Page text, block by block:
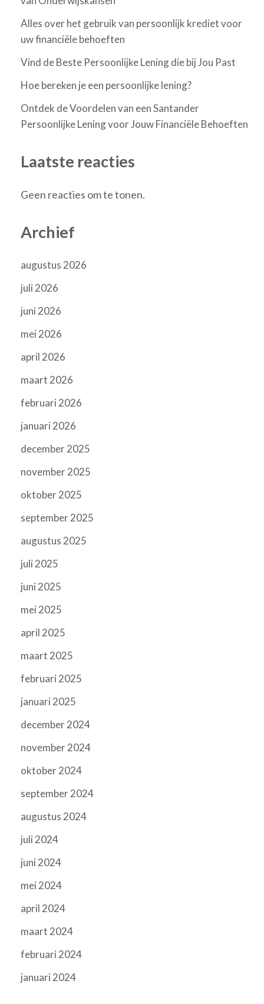
Alles over het gebruik van persoonlijk krediet voor
uw financiële behoeften
Vind de Beste Persoonlijke Lening die bij Jou Past
Hoe bereken je een persoonlijke lening?
Ontdek de Voordelen van een Santander
Persoonlijke Lening voor Jouw Financiële Behoeften
Laatste reacties
Geen reacties om te tonen.
Archief
augustus 2026
juli 2026
juni 2026
mei 2026
april 2026
maart 2026
februari 2026
januari 2026
december 2025
november 2025
oktober 2025
september 2025
augustus 2025
juli 2025
juni 2025
mei 2025
april 2025
maart 2025
februari 2025
januari 2025
december 2024
november 2024
oktober 2024
september 2024
augustus 2024
juli 2024
juni 2024
mei 2024
april 2024
maart 2024
februari 2024
januari 2024